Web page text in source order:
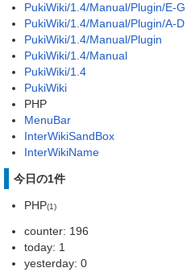
PukiWiki/1.4/Manual/Plugin/E-G
PukiWiki/1.4/Manual/Plugin/A-D
PukiWiki/1.4/Manual/Plugin
PukiWiki/1.4/Manual
PukiWiki/1.4
PukiWiki
PHP
MenuBar
InterWikiSandBox
InterWikiName
今日の1件
PHP(1)
counter: 196
today: 1
yesterday: 0